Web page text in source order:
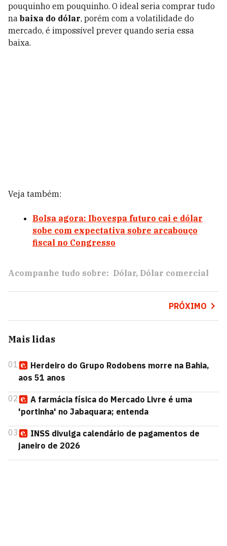
pouquinho em pouquinho. O ideal seria comprar tudo
na baixa do dólar, porém com a volatilidade do
mercado, é impossível prever quando seria essa
baixa.
Veja também:
Bolsa agora: Ibovespa futuro cai e dólar
sobe com expectativa sobre arcabouço
fiscal no Congresso
Acompanhe tudo sobre: Dólar Dólar comercial
PRÓXIMO
Mais lidas
01
Herdeiro do Grupo Rodobens morre na Bahia,
aos 51 anos
02
A farmácia física do Mercado Livre é uma
'portinha' no Jabaquara; entenda
03
INSS divulga calendário de pagamentos de
janeiro de 2026